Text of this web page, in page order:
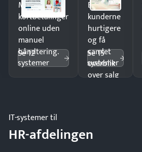
Modtag
kortbetalinger
online uden
manuel
håndtering.
Se 12
systemer
Ekspedér
kunderne
hurtigere
og få
samlet
overblik
over salg
Se 15
systemer
IT-systemer til
HR-afdelingen